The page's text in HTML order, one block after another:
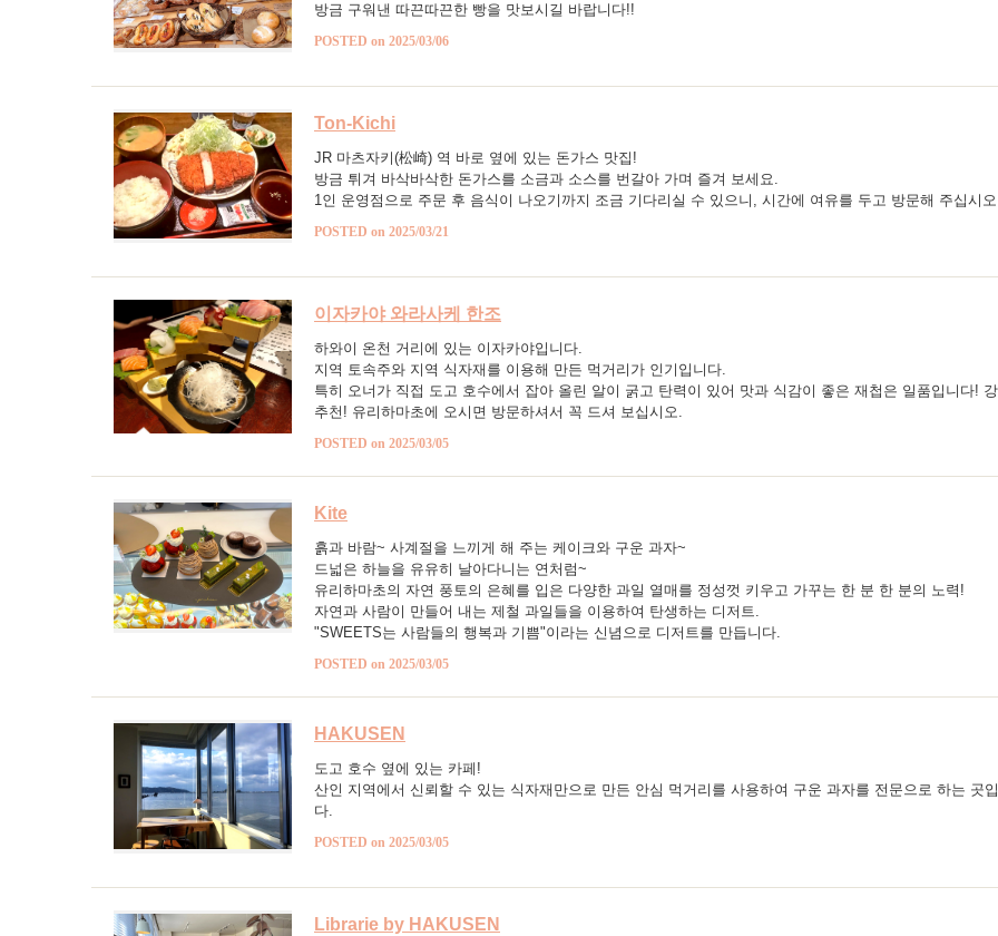
방금 구워낸 따끈따끈한 빵을 맛보시길 바랍니다!!
POSTED on 2025/03/06
Ton-Kichi
JR 마츠자키(松崎) 역 바로 옆에 있는 돈가스 맛집!
방금 튀겨 바삭바삭한 돈가스를 소금과 소스를 번갈아 가며 즐겨 보세요.
1인 운영점으로 주문 후 음식이 나오기까지 조금 기다리실 수 있으니, 시간에 여유를 두고 방문해 주십시
POSTED on 2025/03/21
이자카야 와라사케 한조
하와이 온천 거리에 있는 이자카야입니다.
지역 토속주와 지역 식자재를 이용해 만든 먹거리가 인기입니다.
특히 오너가 직접 도고 호수에서 잡아 올린 알이 굵고 탄력이 있어 맛과 식감이 좋은 재첩은 일품입니다!
추천! 유리하마초에 오시면 방문하셔서 꼭 드셔 보십시오.
POSTED on 2025/03/05
Kite
흙과 바람~ 사계절을 느끼게 해 주는 케이크와 구운 과자~
드넓은 하늘을 유유히 날아다니는 연처럼~
유리하마초의 자연 풍토의 은혜를 입은 다양한 과일 열매를 정성껏 키우고 가꾸는 한 분 한 분의 노력!
자연과 사람이 만들어 내는 제철 과일들을 이용하여 탄생하는 디저트.
"SWEETS는 사람들의 행복과 기쁨"이라는 신념으로 디저트를 만듭니다.
POSTED on 2025/03/05
HAKUSEN
도고 호수 옆에 있는 카페!
산인 지역에서 신뢰할 수 있는 식자재만으로 만든 안심 먹거리를 사용하여 구운 과자를 전문으로 하는 곳
다.
POSTED on 2025/03/05
Librarie by HAKUSEN